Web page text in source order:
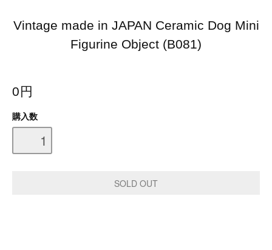
Vintage made in JAPAN Ceramic Dog Mini
Figurine Object (B081)
0円
購入数